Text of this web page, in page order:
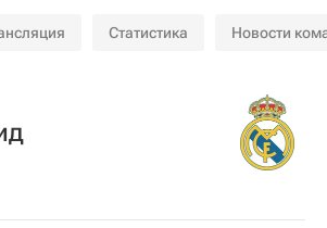
Статистика Новости